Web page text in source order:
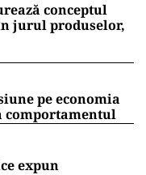
conceptul
jurul produselor,
pe economia
comportamentul
expun